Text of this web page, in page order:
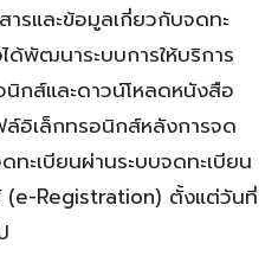
ารและข้อมูลเกี่ยวกับจดทะ
พัฒนาระบบการให้บริการ
นิกส์และดาวน์โหลดหนังสือ
อิเล็กทรอนิกส์หลังการจด
ทะเบียนผ่านระบบจดทะเบียน
Registration) ตั้งแต่วันที่